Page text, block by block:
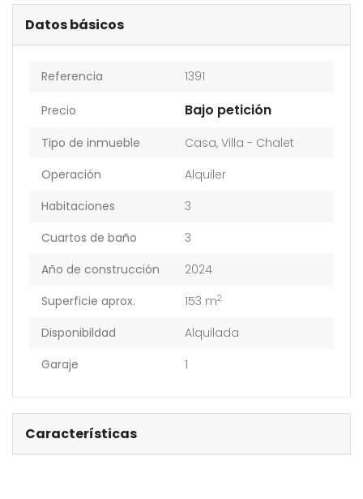
Datos básicos
Referencia 1391
Precio Bajo petición
Tipo de inmueble Casa, Villa - Chalet
Operación
Alquiler
Habitaciones
3
Cuartos de baño
3
Año de construcción
2024
Superficie aprox.
153 m2
Disponibildad
Alquilada
Garaje
1
Características